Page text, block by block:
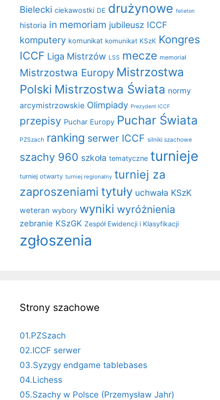
Bielecki ciekawostki DE drużynowe felieton
historia in memoriam jubileusz ICCF
komputery komunikat komunikat KSzK Kongres
ICCF Liga Mistrzów LSS mecze memoriał
Mistrzostwa Europy Mistrzostwa
Polski Mistrzostwa Świata normy
arcymistrzowskie Olimpiady Prezydent ICCF
przepisy Puchar Europy Puchar Świata
PZSzach ranking serwer ICCF silniki szachowe
szachy 960 szkoła tematyczne turnieje
turniej otwarty turniej regionalny turniej za
zaproszeniami tytuły uchwała KSzK
weteran wybory wyniki wyróżnienia
zebranie KSzGK Zespół Ewidencji i Klasyfikacji
zgłoszenia
Strony szachowe
01.PZSzach
02.ICCF serwer
03.Syzygy endgame tablebases
04.Lichess
05.Szachy w Polsce (Przemysław Jahr)